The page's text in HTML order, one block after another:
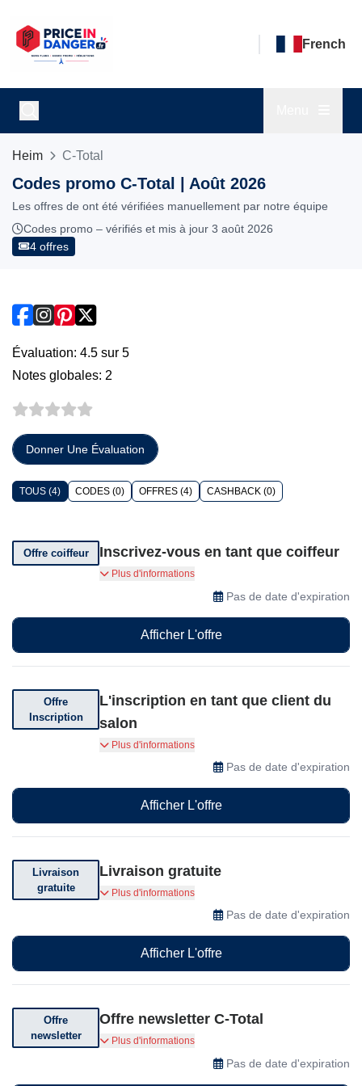
French
Heim C-Total
Codes promo C-Total | Août 2026
Les offres de ont été vérifiées manuellement par notre équipe
Codes promo – vérifiés et mis à jour 3 août 2026
4 offres
Évaluation: 4.5 sur 5
Notes globales: 2
Donner Une Évaluation
TOUS (4) CODES (0) OFFRES (4) CASHBACK (0)
Offre coiffeur Inscrivez-vous en tant que coiffeur
Inscrivez-vous en tant que coiffeur chez C-Total
pour bénéficier de réductions exclusives, d'offres
spéciales et des meilleurs prix sur les produits et
outils de soins capillaires professionnels adaptés
à vos besoins.
Plus d'informations
Pas de date d'expiration
Afficher L'offre
Offre
Inscription
L'inscription en tant que client du
salon
L'inscription en tant que client du salon chez C-
Total vous garantit des réductions exclusives et
les meilleurs prix sur les produits de soins
capillaires professionnels.
Plus d'informations
Pas de date d'expiration
Afficher L'offre
Livraison
gratuite
Livraison gratuite
Livraison offerte à partir de 150 CHF d'achat.
Plus d'informations
Pas de date d'expiration
Afficher L'offre
Offre
newsletter
Offre newsletter C-Total
Inscrivez-vous et recevez des offres
Plus d'informations
Pas de date d'expiration